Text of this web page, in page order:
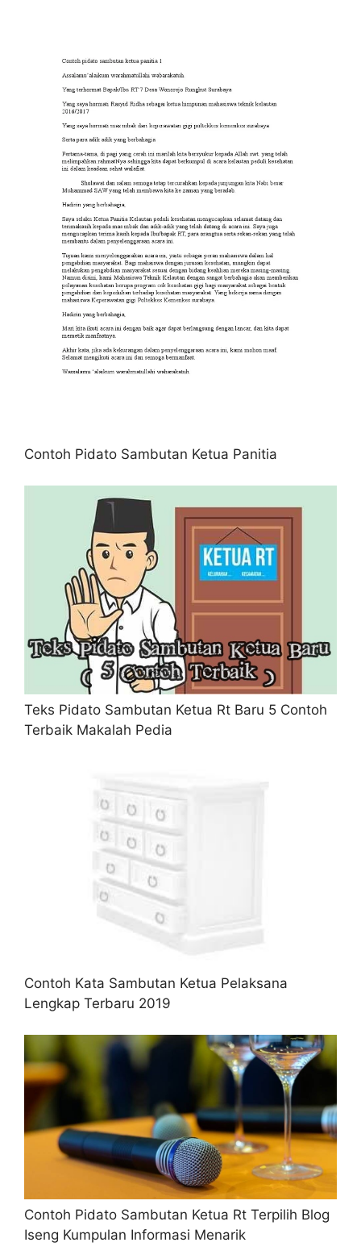
Contoh Pidato Sambutan Ketua Panitia
Teks Pidato Sambutan Ketua Rt Baru 5 Contoh
Terbaik Makalah Pedia
Contoh Kata Sambutan Ketua Pelaksana
Lengkap Terbaru 2019
Contoh Pidato Sambutan Ketua Rt Terpilih Blog
Iseng Kumpulan Informasi Menarik